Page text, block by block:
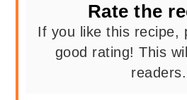
Rate the
If you like this recipe,
good rating! This
readers.